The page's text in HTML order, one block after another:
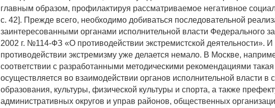
главным образом, профилактируя рассматриваемое негативное
с. 42]. Прежде всего, необходимо добиваться последовательной
заинтересованными органами исполнительной власти Федерального
2002 г. №114-ФЗ «О противодействии экстремистской деятельности». И
противодействии экстремизму уже делается немало. В Москве,
соответствии с разработанными методическими рекомендациями такая
осуществляется во взаимодействии органов исполнительной власти в
образования, культуры, физической культуры и спорта, а также
административных округов и управ районов, общественных